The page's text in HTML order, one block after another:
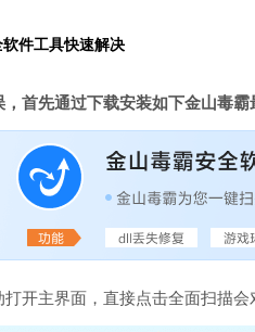
件工具快速解决
首先通过下载安装如下金山毒霸
开主界面，直接点击全面扫描会